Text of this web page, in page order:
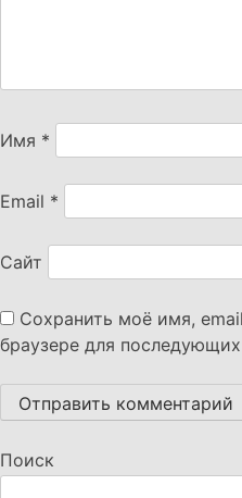
Имя *
Email *
Сайт
Сохранить моё имя,
браузере для
Поиск